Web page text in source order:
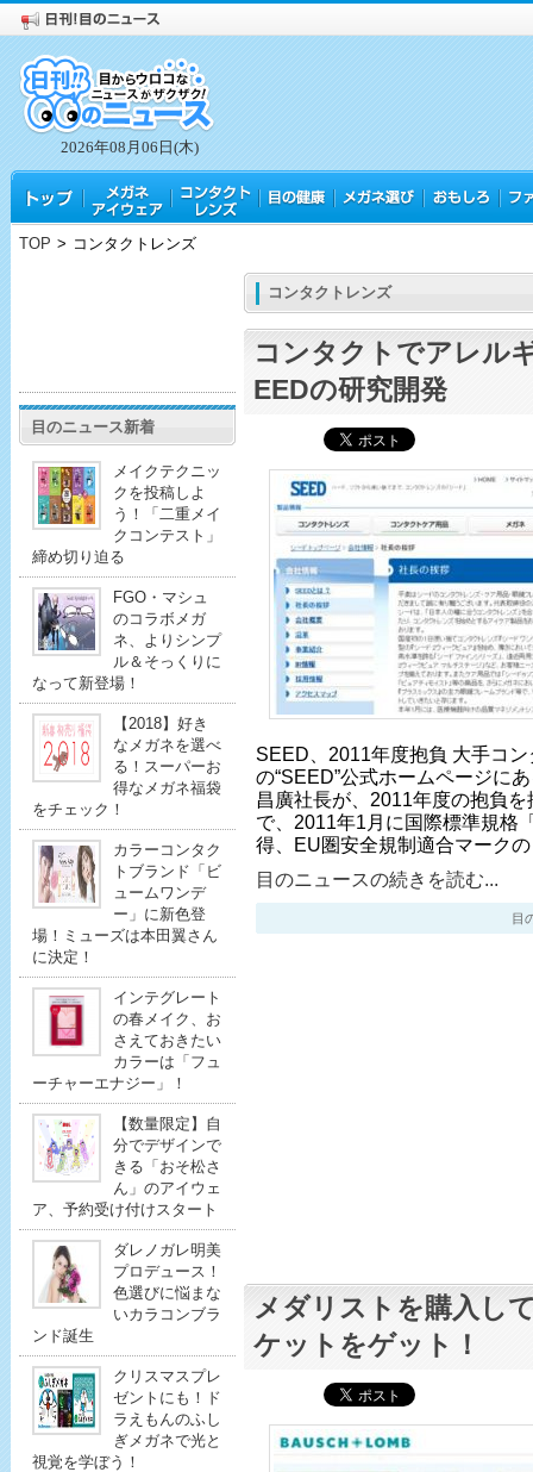
2026年08月06日(木)
TOP > コンタクトレンズ
目のニュース新着
メイクテクニッ
クを投稿しよ
う！「二重メイ
クコンテスト」
締め切り迫る
FGO・マシュ
のコラボメガ
ネ、よりシンプ
ル＆そっくりに
なって新登場！
【2018】好き
なメガネを選べ
る！スーパーお
得なメガネ福袋
をチェック！
カラーコンタク
トブランド「ビ
ュームワンデ
ー」に新色登
場！ミューズは本田翼さん
に決定！
インテグレート
の春メイク、お
さえておきたい
カラーは「フュ
ーチャーエナジー」！
【数量限定】自
分でデザインで
きる「おそ松さ
ん」のアイウェ
ア、予約受け付けスタート
ダレノガレ明美
プロデュース！
色選びに悩まな
いカラコンブラ
ンド誕生
クリスマスプレ
ゼントにも！ド
ラえもんのふし
ぎメガネで光と
視覚を学ぼう！
コンタクトレンズ
コンタクトでアレル
EEDの研究開発
SEED、2011年度抱負 大手コ
の“SEED”公式ホームページに
昌廣社長が、2011年度の抱負
で、2011年1月に国際標準規格
得、EU圏安全規制適合マーク
目のニュースの続きを読む...
目
メダリストを購入し
ケットをゲット！